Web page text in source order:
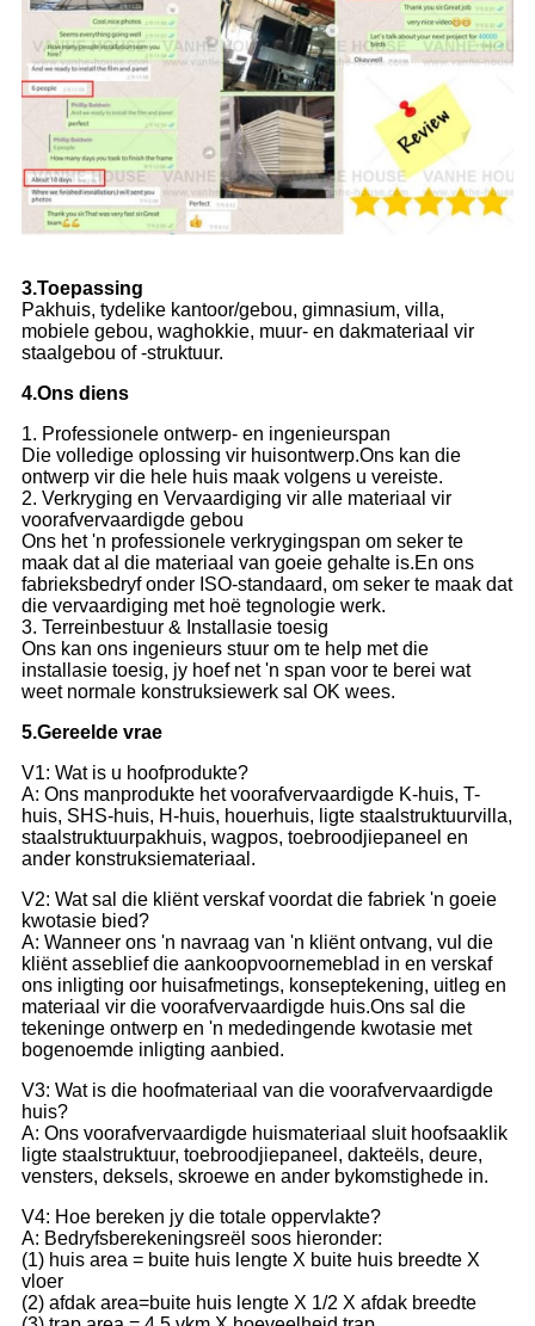
3.Toepassing
Pakhuis, tydelike kantoor/gebou, gimnasium, villa,
mobiele gebou, waghokkie, muur- en dakmateriaal vir
staalgebou of -struktuur.
4.Ons diens
1. Professionele ontwerp- en ingenieurspan
Die volledige oplossing vir huisontwerp.Ons kan die
ontwerp vir die hele huis maak volgens u vereiste.
2. Verkryging en Vervaardiging vir alle materiaal vir
voorafvervaardigde gebou
Ons het 'n professionele verkrygingspan om seker te
maak dat al die materiaal van goeie gehalte is.En ons
fabrieksbedryf onder ISO-standaard, om seker te maak dat
die vervaardiging met hoë tegnologie werk.
3. Terreinbestuur & Installasie toesig
Ons kan ons ingenieurs stuur om te help met die
installasie toesig, jy hoef net 'n span voor te berei wat
weet normale konstruksiewerk sal OK wees.
5.Gereelde vrae
V1: Wat is u hoofprodukte?
A: Ons manprodukte het voorafvervaardigde K-huis, T-
huis, SHS-huis, H-huis, houerhuis, ligte staalstruktuurvilla,
staalstruktuurpakhuis, wagpos, toebroodjiepaneel en
ander konstruksiemateriaal.
V2: Wat sal die kliënt verskaf voordat die fabriek 'n goeie
kwotasie bied?
A: Wanneer ons 'n navraag van 'n kliënt ontvang, vul die
kliënt asseblief die aankoopvoornemeblad in en verskaf
ons inligting oor huisafmetings, konseptekening, uitleg en
materiaal vir die voorafvervaardigde huis.Ons sal die
tekeninge ontwerp en 'n mededingende kwotasie met
bogenoemde inligting aanbied.
V3: Wat is die hoofmateriaal van die voorafvervaardigde
huis?
A: Ons voorafvervaardigde huismateriaal sluit hoofsaaklik
ligte staalstruktuur, toebroodjiepaneel, dakteëls, deure,
vensters, deksels, skroewe en ander bykomstighede in.
V4: Hoe bereken jy die totale oppervlakte?
A: Bedryfsberekeningsreël soos hieronder:
(1) huis area = buite huis lengte X buite huis breedte X
vloer
(2) afdak area=buite huis lengte X 1/2 X afdak breedte